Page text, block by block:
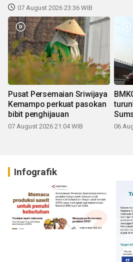
07 August 2026 23:36 WIB
Pusat Persemaian Sriwijaya
Kemampo perkuat pasokan
bibit penghijauan
07 August 2026 21:04 WIB 06
Infografik